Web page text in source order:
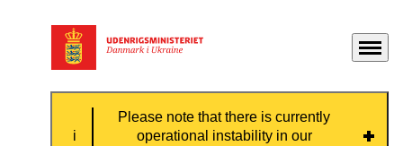
Gå til forsiden Menu
Please note that there is currently
operational instability in our